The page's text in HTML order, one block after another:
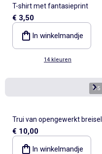
T-shirt met fantasieprint
€ 3,50
In winkelmandje
14 kleuren
1/5
Trui van opengewerkt breisel
€ 10,00
In winkelmandje